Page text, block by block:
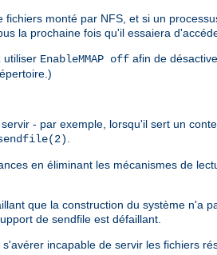
monté par NFS, et si un
la prochaine fois qu'il essaiera
utiliser EnableMMAP off afin de
- par exemple, lorsqu'il sert un
en éliminant les mécanismes de
que la construction du système n'a
de sendfile est défaillant.
incapable de servir les fichiers